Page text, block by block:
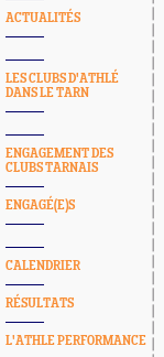
ACTUALITÉS
LES CLUBS D'ATHLÉ
DANS LE TARN
ENGAGEMENT DES
CLUBS TARNAIS
ENGAGÉ(E)S
CALENDRIER
RÉSULTATS
L'ATHLE PERFORMANCE